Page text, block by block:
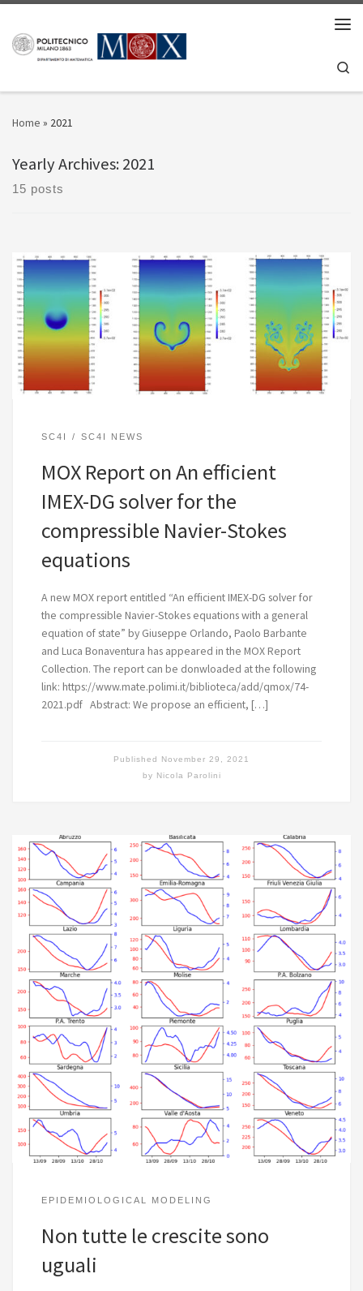
Home » 2021
Yearly Archives:2021
15 posts
SC4I SC4I NEWS
MOX Report on An efficient
IMEX-DG solver for the
compressible Navier-Stokes
equations
A new MOX report entitled “An efficient IMEX-DG solver for
the compressible Navier-Stokes equations with a general
equation of state” by Giuseppe Orlando, Paolo Barbante
and Luca Bonaventura has appeared in the MOX Report
Collection. The report can be donwloaded at the following
link: https://www.mate.polimi.it/biblioteca/add/qmox/74-
2021.pdf Abstract: We propose an efficient, […]
by Nicola Parolini
Published November 29, 2021
EPIDEMIOLOGICAL MODELING
Non tutte le crescite sono
uguali